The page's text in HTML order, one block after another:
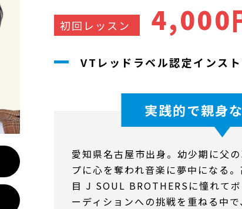
初回レッスン 4,000
VTレッドラベル認定インス
実践的で親身
愛知県名古屋市出身。幼少期に父
プに心を奪われ音楽に夢中になる
目 J SOUL BROTHERSに憧れて
ーディションへの挑戦を重ねる中